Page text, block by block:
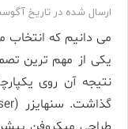
ارسال شده در تاریخ آگوست 4,
می دانیم که
یکی از مهم ترین
نتیجه آن روی